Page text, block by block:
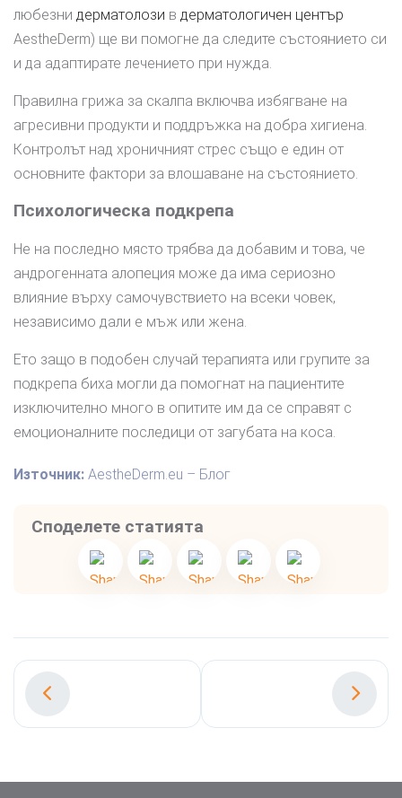
любезни дерматолози в дерматологичен център
AestheDerm) ще ви помогне да следите състоянието си
и да адаптирате лечението при нужда.
Правилна грижа за скалпа включва избягване на
агресивни продукти и поддръжка на добра хигиена.
Контролът над хроничният стрес също е един от
основните фактори за влошаване на състоянието.
Психологическа подкрепа
Не на последно място трябва да добавим и това, че
андрогенната алопеция може да има сериозно
влияние върху самочувствието на всеки човек,
независимо дали е мъж или жена.
Ето защо в подобен случай терапията или групите за
подкрепа биха могли да помогнат на пациентите
изключително много в опитите им да се справят с
емоционалните последици от загубата на коса.
Източник: AestheDerm.eu – Блог
Споделете статията